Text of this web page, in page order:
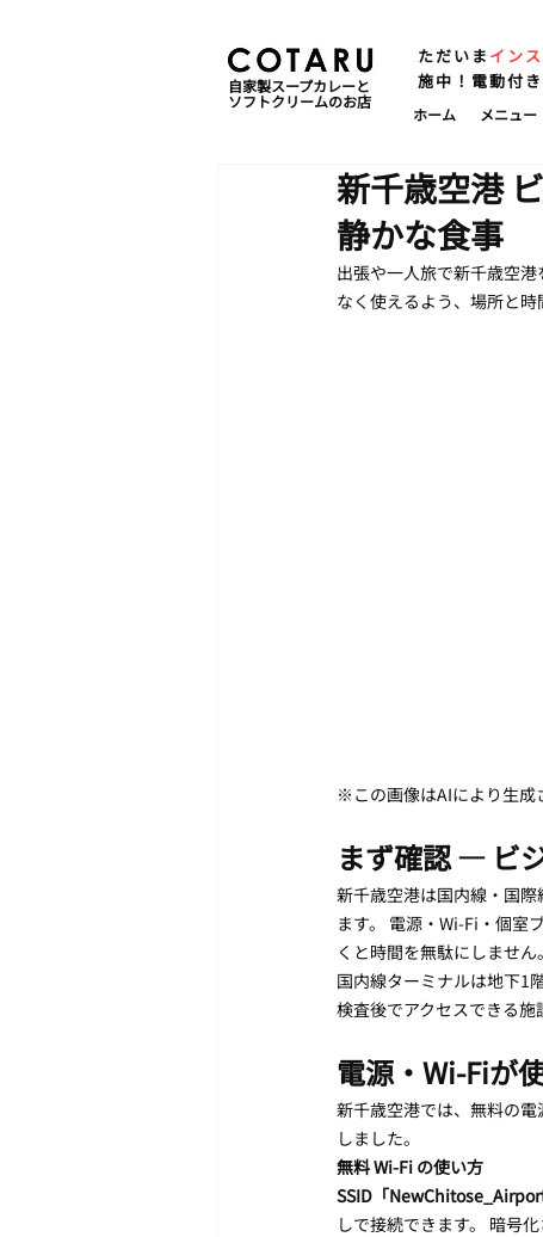
自家製スープカレーと
ソフトクリームのお店
ただいま イン
施中！電動付
ホーム メニュー
新千歳空港
静かな食事
出張や一人旅で新千歳空
なく使えるよう、場所と時
※この画像はAIにより生成
まず確認 — ビ
新千歳空港は国内線・国
ます。 電源・Wi-Fi・個室
くと時間を無駄にしません。
国内線ターミナルは地下1
検査後でアクセスできる施
電源・Wi-Fiが
新千歳空港では、無料の
しました。
無料 Wi-Fi の使い方
SSID「
しで接続できます。 暗号